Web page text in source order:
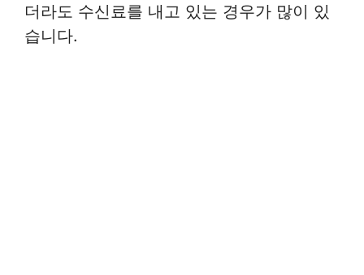
더라도 수신료를 내고 있는 경우가 많이 있
습니다.